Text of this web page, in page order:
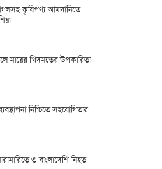
কৃষিপণ্য আমদানিতে
মায়ের খিদমতের উপকারিতা
নিশ্চিতে সহযোগিতার
৩ বাংলাদেশি নিহত